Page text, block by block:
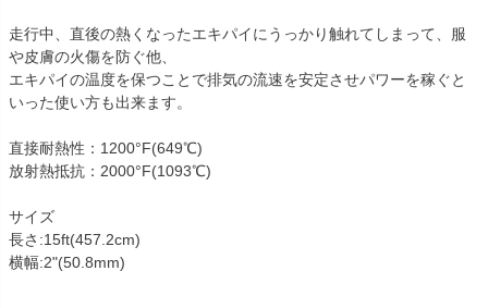
走行中、直後の熱くなったエキパイにうっかり触れてしまって、服
や皮膚の火傷を防ぐ他、
エキパイの温度を保つことで排気の流速を安定させパワーを稼ぐと
いった使い方も出来ます。
直接耐熱性：1200°F(649℃)
放射熱抵抗：2000°F(1093℃)
サイズ
長さ:15ft(457.2cm)
横幅:2"(50.8mm)